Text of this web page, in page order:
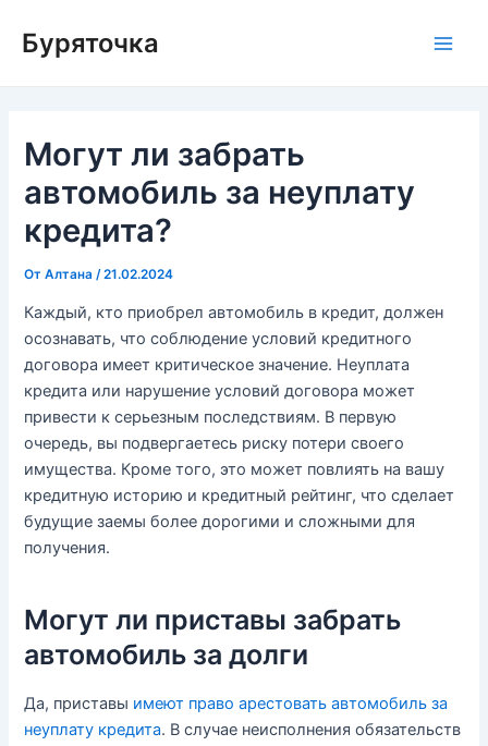
содержимому
Буряточка
Могут ли забрать
автомобиль за неуплату
кредита?
ОтАлтана /21.02.2024
Каждый, кто приобрел автомобиль в кредит, должен
осознавать, что соблюдение условий кредитного
договора имеет критическое значение. Неуплата
кредита или нарушение условий договора может
привести к серьезным последствиям. В первую
очередь, вы подвергаетесь риску потери своего
имущества. Кроме того, это может повлиять на вашу
кредитную историю и кредитный рейтинг, что сделает
будущие заемы более дорогими и сложными для
получения.
Могут ли приставы забрать
автомобиль за долги
Да, приставы имеют право арестовать автомобиль за
неуплату кредита. В случае неисполнения обязательств